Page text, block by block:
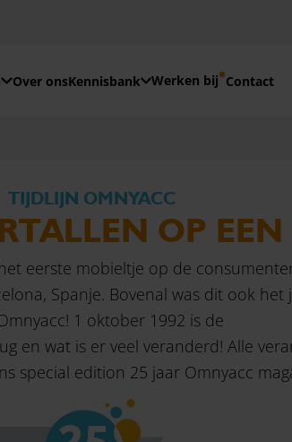
Over onsKennisbank Werken bij Contact
TIJDLIJN OMNYACC
OP EEN
eerste mobieltje op de
Spanje. Bovenal was dit ook
1 oktober 1992 is de
en wat is er veel veranderd! Alle
special edition 25 jaar Omnyacc